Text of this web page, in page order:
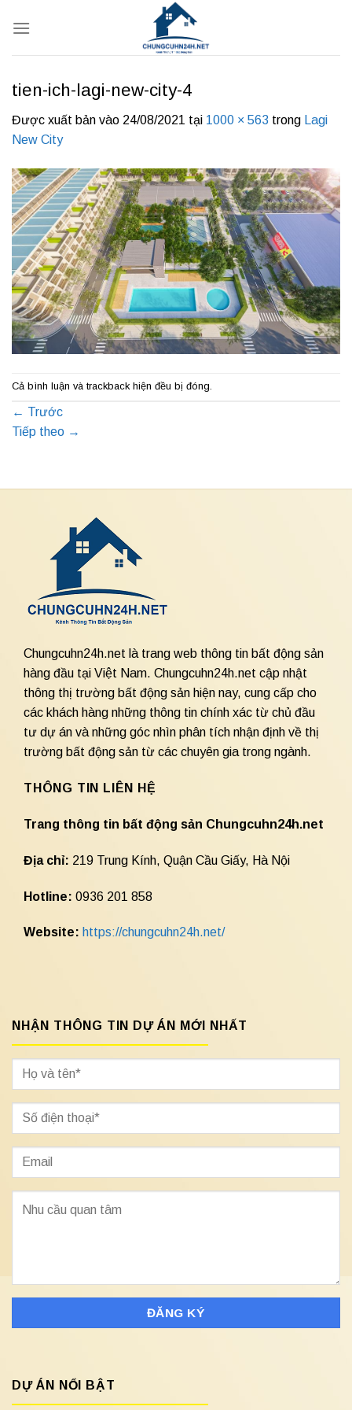
qua
tien-ich-lagi-new-city-4
Được xuất bản vào 24/08/2021 tại 1000 × 563 trong
Lagi
New City
Cả bình luận và trackback hiện đều bị đóng.
← Trước
Tiếp theo →
Chungcuhn24h.net là trang web thông tin bất động sản
hàng đầu tại Việt Nam. Chungcuhn24h.net cập nhật
thông thị trường bất động sản hiện nay, cung cấp cho
các khách hàng những thông tin chính xác từ chủ đầu
tư dự án và những góc nhìn phân tích nhận định về thị
trường bất động sản từ các chuyên gia trong ngành.
THÔNG TIN LIÊN HỆ
Trang thông tin bất động sản Chungcuhn24h.net
Địa chỉ: 219 Trung Kính, Quận Cầu Giấy, Hà Nội
Hotline: 0936 201 858
Website: https://chungcuhn24h.net/
NHẬN THÔNG TIN DỰ ÁN MỚI NHẤT
DỰ ÁN NỔI BẬT